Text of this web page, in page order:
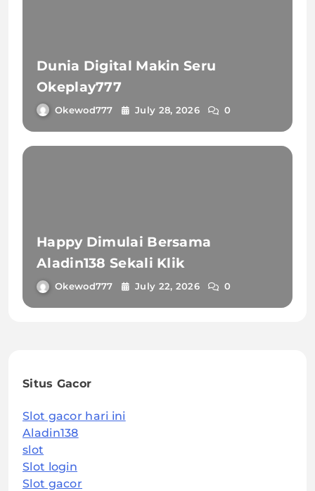
Dunia Digital Makin Seru
Okeplay777
Okewod777 July 28, 2026 0
Happy Dimulai Bersama
Aladin138 Sekali Klik
Okewod777 July 22, 2026 0
Situs Gacor
Slot gacor hari ini
Aladin138
slot
Slot login
Slot gacor